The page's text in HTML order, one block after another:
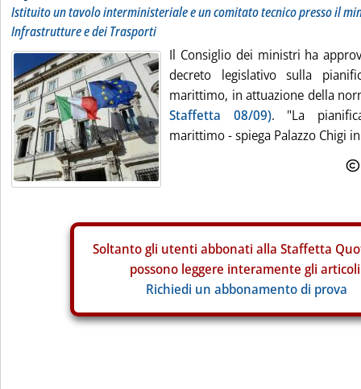
Istituito un tavolo interministeriale e un comitato tecnico presso il
Infrastrutture e dei Trasporti
Il Consiglio dei ministri ha
decreto legislativo sulla
marittimo, in attuazione della
Staffetta 08/09). "La
marittimo - spiega Palazzo Chigi
Soltanto gli utenti abbonati alla Staffetta
possono leggere interamente gli
Richiedi un abbonamento di prova